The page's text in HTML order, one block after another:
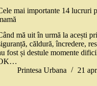
mai importante 14 lucruri
mă uit în urmă la acești
căldură, încredere,
fost și destule momente
Printesa Urbana
21